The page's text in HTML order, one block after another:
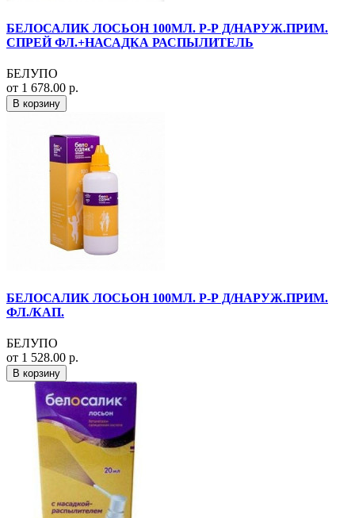
БЕЛОСАЛИК ЛОСЬОН 100МЛ. Р-Р Д/НАРУЖ.ПРИМ.
СПРЕЙ ФЛ.+НАСАДКА РАСПЫЛИТЕЛЬ
БЕЛУПО
от 1 678.00 р.
В корзину
БЕЛОСАЛИК ЛОСЬОН 100МЛ. Р-Р Д/НАРУЖ.ПРИМ.
ФЛ./КАП.
БЕЛУПО
от 1 528.00 р.
В корзину